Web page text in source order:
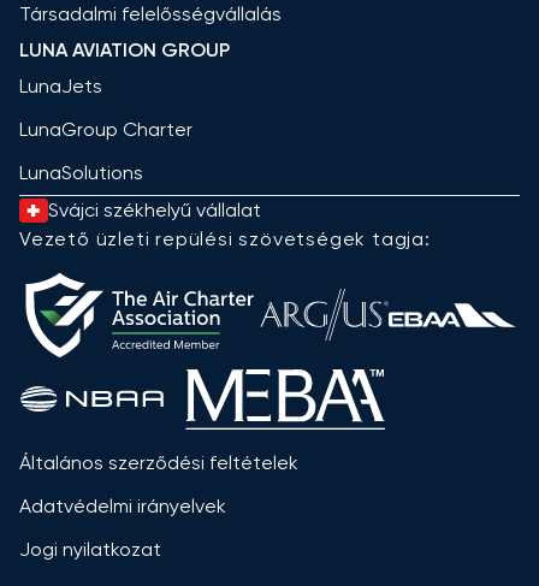
Társadalmi felelősségvállalás
LUNA AVIATION GROUP
LunaJets
LunaGroup Charter
LunaSolutions
Svájci székhelyű vállalat
Vezető üzleti repülési szövetségek tagja:
Általános szerződési feltételek
Adatvédelmi irányelvek
Jogi nyilatkozat